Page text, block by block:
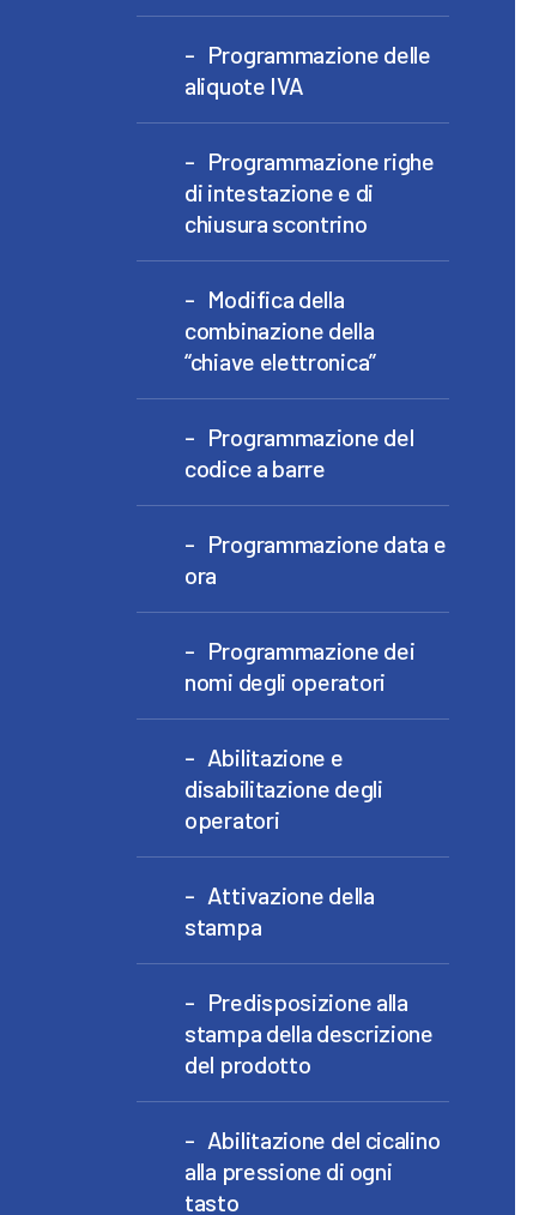
Programmazione delle
aliquote IVA
Programmazione righe
di intestazione e di
chiusura scontrino
Modifica della
combinazione della
“chiave elettronica”
Programmazione del
codice a barre
Programmazione data e
ora
Programmazione dei
nomi degli operatori
Abilitazione e
disabilitazione degli
operatori
Attivazione della
stampa
Predisposizione alla
stampa della descrizione
del prodotto
Abilitazione del cicalino
alla pressione di ogni
tasto